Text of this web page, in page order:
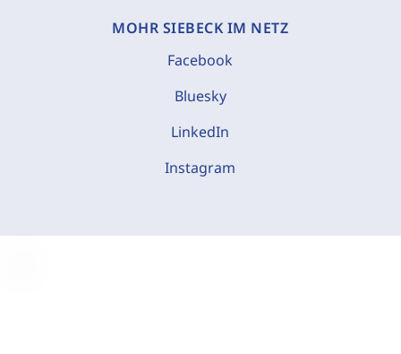
MOHR SIEBECK IM NETZ
Facebook
Bluesky
LinkedIn
Instagram